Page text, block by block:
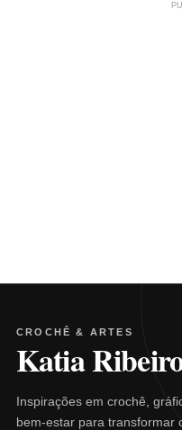
CROCHÊ & ARTES
Katia
Inspirações em crochê,
bem-estar para transformar